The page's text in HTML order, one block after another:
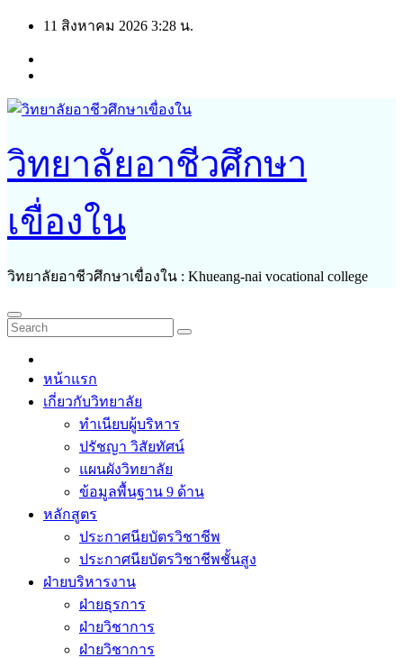
Skip
11 สิงหาคม 2026 3:28 น.
วิทยาลัยอาชีวศึกษา
เขื่องใน
วิทยาลัยอาชีวศึกษาเขื่องใน : Khueang-nai vocational college
หน้าแรก
เกี่ยวกับวิทยาลัย
ทำเนียบผู้บริหาร
ปรัชญา วิสัยทัศน์
แผนผังวิทยาลัย
ข้อมูลพื้นฐาน 9 ด้าน
หลักสูตร
ประกาศนียบัตรวิชาชีพ
ประกาศนียบัตรวิชาชีพชั้นสูง
ฝ่ายบริหารงาน
ฝ่ายธุรการ
ฝ่ายวิชาการ
ฝ่ายวิชาการ